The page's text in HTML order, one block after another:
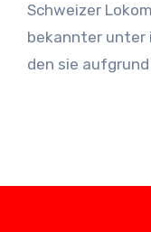
Schweizer
bekannter unter
den sie